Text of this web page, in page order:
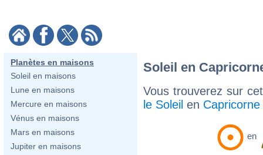
Planètes en maisons
Soleil en maisons
Lune en maisons
Mercure en maisons
Vénus en maisons
Mars en maisons
Jupiter en maisons
Soleil en
Vous trouverez sur
le Soleil en Capricorne
en